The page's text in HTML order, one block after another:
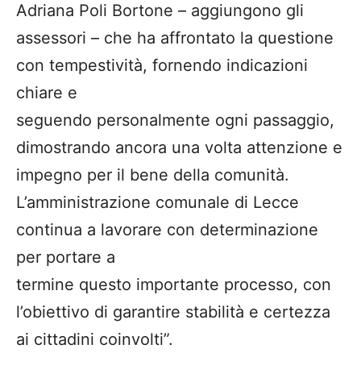
Adriana Poli Bortone – aggiungono gli
assessori – che ha affrontato la questione
con tempestività, fornendo indicazioni
chiare e
seguendo personalmente ogni passaggio,
dimostrando ancora una volta attenzione e
impegno per il bene della comunità.
L’amministrazione comunale di Lecce
continua a lavorare con determinazione
per portare a
termine questo importante processo, con
l’obiettivo di garantire stabilità e certezza
ai cittadini coinvolti”.